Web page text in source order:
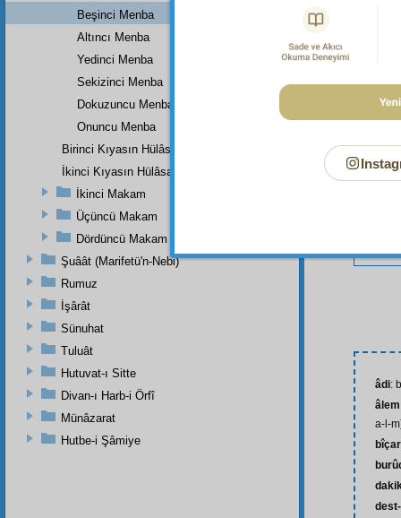
âdi:
âlem
a-l-
Beşinci Menba
Altıncı Menba
Yedinci Menba
Sekizinci Menba
Dokuzuncu Menba
Onuncu Menba
Birinci Kıyasın Hülâsası
İkinci Kıyasın Hülâsası
İkinci Makam
Üçüncü Makam
Dördüncü Makam
Şuâât (Marifetü'n-Nebi)
Rumuz
İşârât
Sünuhat
Tuluât
Hutuvat-ı Sitte
Divan-ı Harb-i Örfî
Münâzarat
Hutbe-i Şâmiye